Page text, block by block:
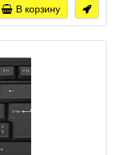
В корзину